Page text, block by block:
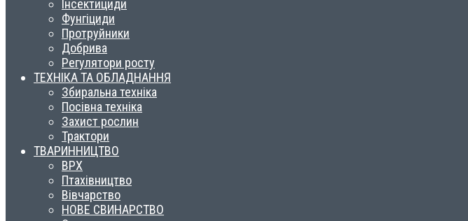
Інсектициди
Фунгіциди
Протруйники
Добрива
Регулятори росту
ТЕХНІКА ТА ОБЛАДНАННЯ
Збиральна техніка
Посівна техніка
Захист рослин
Трактори
ТВАРИННИЦТВО
ВРХ
Птахівництво
Вівчарство
НОВЕ СВИНАРСТВО